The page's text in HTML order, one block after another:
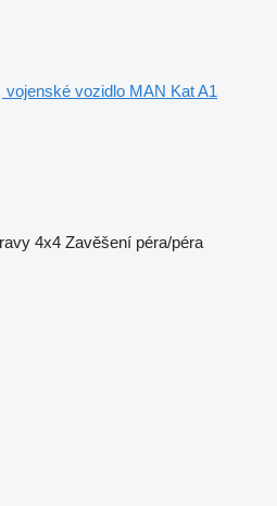
vojenské vozidlo MAN Kat A1
4x4 Zavěšení péra/péra